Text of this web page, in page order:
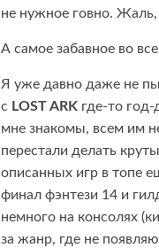
не нужное говно.
А самое забавное во
Я уже давно даже не
с LOST ARK где-то
мне знакомы, всем им
перестали делать
описанных игр в топе
финал фэнтези 14 и
немного на консолях
за жанр, где не